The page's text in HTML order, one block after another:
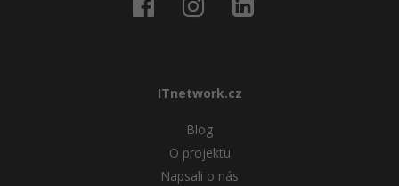
ITnetwork.cz
Blog
O projektu
Napsali o nás